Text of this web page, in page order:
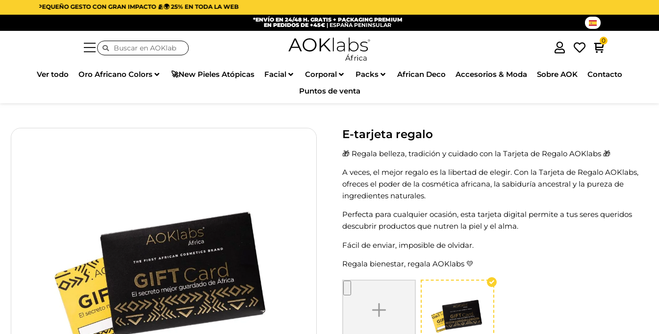
UN PEQUEÑO GESTO CON GRAN IMPACTO 🫂🌍 25% EN TODA LA WEB
*ENVÍO EN 24/48 H. GRATIS + PACKAGING PREMIUM
EN PEDIDOS DE +45€ | ESPAÑA PENINSULAR
Ver todo Oro Africano Colors 🚀New Pieles Atópicas Facial Corporal Packs African Deco Accesorios & Moda Sobre AOK
Contacto
Puntos de venta
E-tarjeta regalo
🎁 Regala belleza, tradición y cuidado con la Tarjeta de Regalo AOKlabs 🎁
A veces, el mejor regalo es la libertad de elegir. Con la Tarjeta de Regalo AOKlabs,
ofreces el poder de la cosmética africana, la sabiduría ancestral y la pureza de
ingredientes naturales.
Perfecta para cualquier ocasión, esta tarjeta digital permite a tus seres queridos
descubrir productos que nutren la piel y el alma.
Fácil de enviar, imposible de olvidar.
Regala bienestar, regala AOKlabs 💛